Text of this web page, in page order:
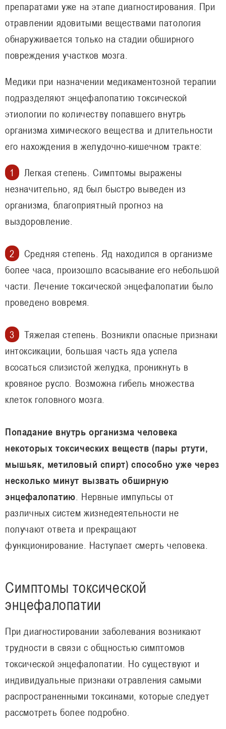
препаратами уже на этапе диагностирования. При
отравлении ядовитыми веществами патология
обнаруживается только на стадии обширного
повреждения участков мозга.
Медики при назначении медикаментозной терапии
подразделяют энцефалопатию токсической
этиологии по количеству попавшего внутрь
организма химического вещества и длительности
его нахождения в желудочно-кишечном тракте:
Легкая степень. Симптомы выражены
незначительно, яд был быстро выведен из
организма, благоприятный прогноз на
выздоровление.
Средняя степень. Яд находился в организме
более часа, произошло всасывание его небольшой
части. Лечение токсической энцефалопатии было
проведено вовремя.
Тяжелая степень. Возникли опасные признаки
интоксикации, большая часть яда успела
всосаться слизистой желудка, проникнуть в
кровяное русло. Возможна гибель множества
клеток головного мозга.
Попадание внутрь организма человека
некоторых токсических веществ (пары ртути,
мышьяк, метиловый спирт) способно уже через
несколько минут вызвать обширную
энцефалопатию . Нервные импульсы от
различных систем жизнедеятельности не
получают ответа и прекращают
функционирование. Наступает смерть человека.
Симптомы токсической
энцефалопатии
При диагностировании заболевания возникают
трудности в связи с общностью симптомов
токсической энцефалопатии. Но существуют и
индивидуальные признаки отравления самыми
распространенными токсинами, которые следует
рассмотреть более подробно.